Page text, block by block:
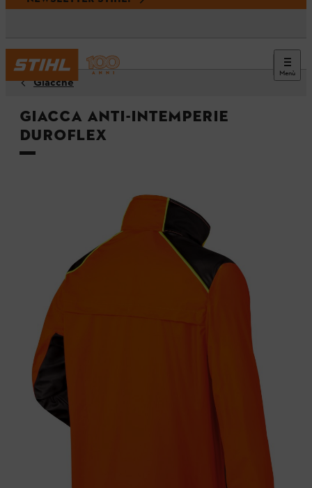
Menù
Giacche
Giacca anti-intemperie
DUROFLEX